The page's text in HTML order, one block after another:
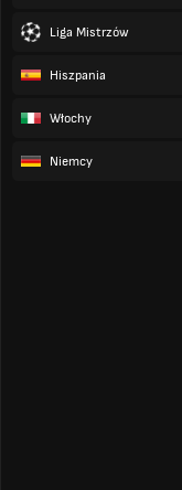
Liga Mistrzów
Hiszpania
Włochy
Niemcy